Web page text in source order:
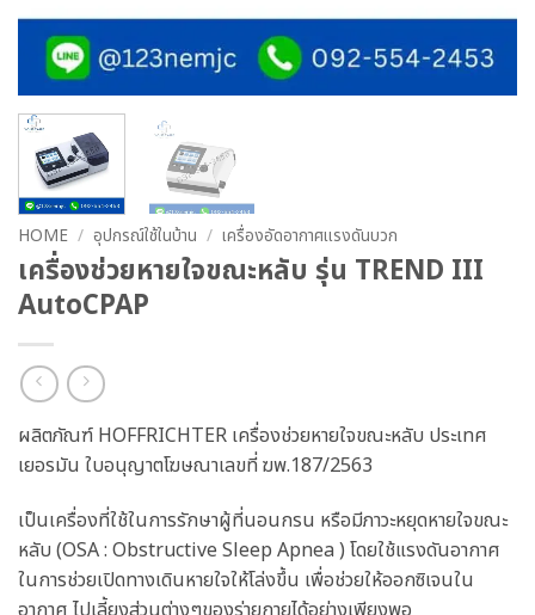
HOME / อุปกรณ์ใช้ในบ้าน / เครื่องอัดอากาศแรงดันบวก
เครื่องช่วยหายใจขณะหลับ รุ่น TREND III
AutoCPAP
ผลิตภัณฑ์ HOFFRICHTER เครื่องช่วยหายใจขณะหลับ ประเทศ
เยอรมัน ใบอนุญาตโฆษณาเลขที่ ฆพ.187/2563
เป็นเครื่องที่ใช้ในการรักษาผู้ที่นอนกรน หรือมีภาวะหยุดหายใจขณะ
หลับ (OSA : Obstructive Sleep Apnea ) โดยใช้แรงดันอากาศ
ในการช่วยเปิดทางเดินหายใจให้โล่งขึ้น เพื่อช่วยให้ออกซิเจนใน